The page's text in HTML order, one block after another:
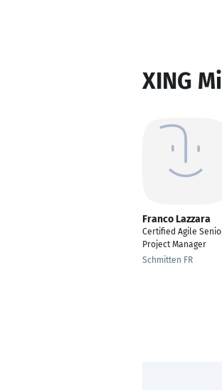
XING
Franco Lazzara
Certified Agile
Project Manager
Schmitten FR